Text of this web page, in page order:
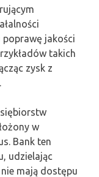
poprawę jakości
takich
zysk z
w
Bank ten
udzielając
mają dostępu